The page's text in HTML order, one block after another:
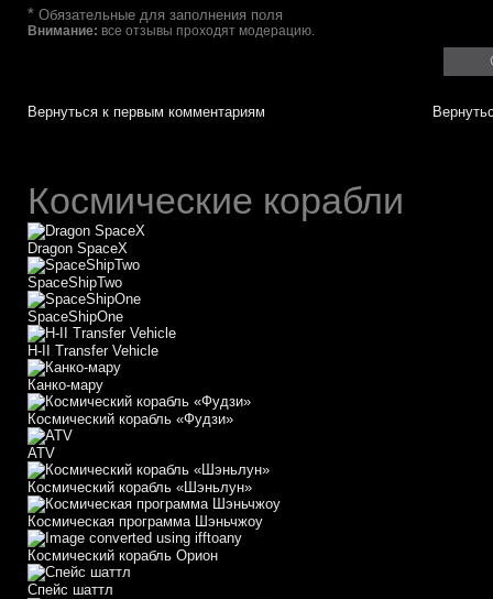
* Обязательные для заполнения поля
Внимание: все отзывы проходят модерацию.
Вернуться к первым комментариям
Космические корабли
Dragon SpaceX
SpaceShipTwo
SpaceShipOne
H-II Transfer Vehicle
Канко-мару
Космический корабль «Фудзи»
АТV
Космический корабль «Шэньлун»
Космическая программа Шэньчжоу
Космический корабль Орион
Спейс шаттл